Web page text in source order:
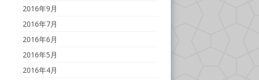
2016年9月
2016年7月
2016年6月
2016年5月
2016年4月